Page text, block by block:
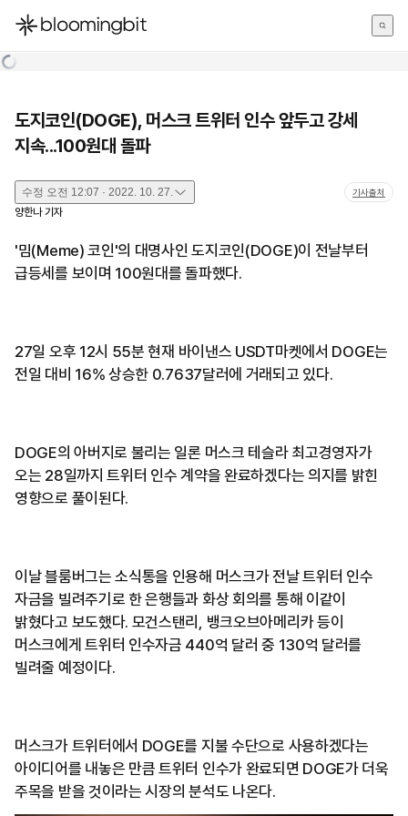
한국어
도지코인(DOGE), 머스크 트위터 인수 앞두고 강세
지속...100원대 돌파
수정 오전 12:07 · 2022. 10. 27. 기사출처
양한나 기자
'밈(Meme) 코인'의 대명사인 도지코인(DOGE)이 전날부터
급등세를 보이며 100원대를 돌파했다.
27일 오후 12시 55분 현재 바이낸스 USDT마켓에서 DOGE는
전일 대비 16% 상승한 0.7637달러에 거래되고 있다.
DOGE의 아버지로 불리는 일론 머스크 테슬라 최고경영자가
오는 28일까지 트위터 인수 계약을 완료하겠다는 의지를 밝힌
영향으로 풀이된다.
이날 블룸버그는 소식통을 인용해 머스크가 전날 트위터 인수
자금을 빌려주기로 한 은행들과 화상 회의를 통해 이같이
밝혔다고 보도했다. 모건스탠리, 뱅크오브아메리카 등이
머스크에게 트위터 인수자금 440억 달러 중 130억 달러를
빌려줄 예정이다.
머스크가 트위터에서 DOGE를 지불 수단으로 사용하겠다는
아이디어를 내놓은 만큼 트위터 인수가 완료되면 DOGE가 더욱
주목을 받을 것이라는 시장의 분석도 나온다.